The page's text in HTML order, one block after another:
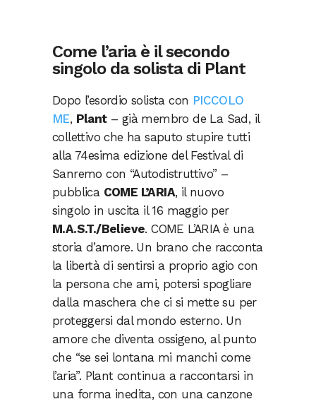
Come l’aria è il secondo
singolo da solista di Plant
Dopo l’esordio solista con PICCOLO
ME, Plant– già membro de La Sad, il
collettivo che ha saputo stupire tutti
alla 74esima edizione del Festival di
Sanremo con “Autodistruttivo” –
pubblica COME L’ARIA, il nuovo
singolo in uscita il 16 maggio per
M.A.S.T./Believe. COME L’ARIA è una
storia d’amore. Un brano che racconta
la libertà di sentirsi a proprio agio con
la persona che ami, potersi spogliare
dalla maschera che ci si mette su per
proteggersi dal mondo esterno. Un
amore che diventa ossigeno, al punto
che “se sei lontana mi manchi come
l’aria”. Plant continua a raccontarsi in
una forma inedita, con una canzone